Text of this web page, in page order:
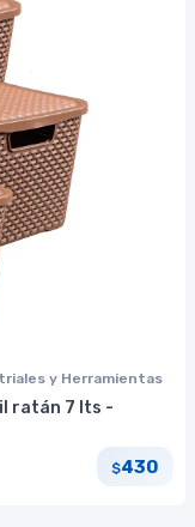
y Herramientas
ratán 7 lts -
$430